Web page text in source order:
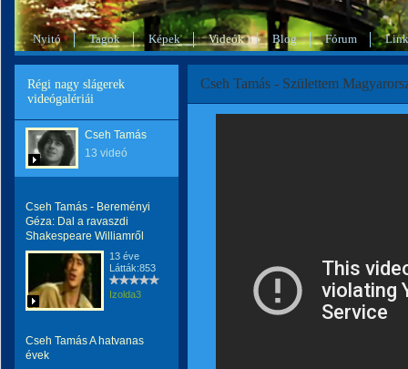
Nyitó Tagok Képek Videók Blog Fórum
Régi nagy slágerek
videógalériái
Cseh Tamás
13 videó
Cseh Tamás - Bereményi
Géza: Dal a ravaszdi
Shakespeare Williamről
13 éve
Látták:853
Izolda3
Cseh Tamás A hatvanas
évek
Cseh Tamás - Születtem